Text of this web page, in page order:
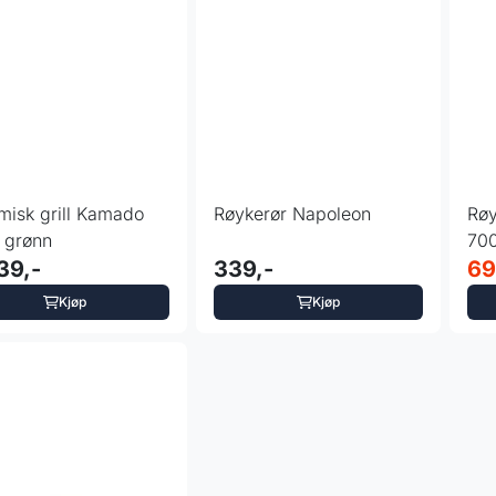
grill Kamado
Kjøp
Røykerør Napoleon
339,-
Kjøp